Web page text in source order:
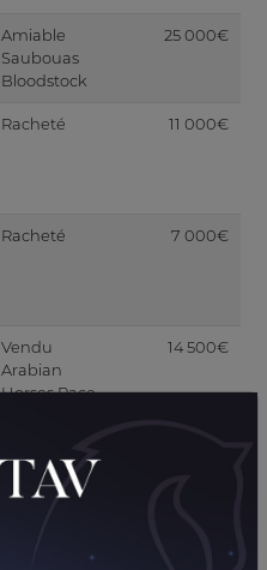
Amiable
Saubouas
Bloodstock
25 000€
Racheté 11 000€
Racheté 7 000€
Vendu
Arabian
Horses Race
14 500€
Amiable
Saubouas